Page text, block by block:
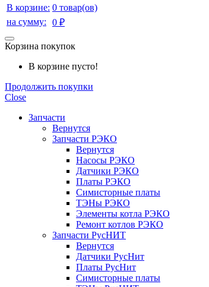
В корзине: 0 товар(ов)
на сумму:
0 ₽
Корзина покупок
В корзине пусто!
Продолжить покупки
Close
Запчасти
Вернутся
Запчасти РЭКО
Вернутся
Насосы РЭКО
Датчики РЭКО
Платы РЭКО
Симисторные платы
ТЭНы РЭКО
Элементы котла РЭКО
Ремонт котлов РЭКО
Запчасти РусНИТ
Вернутся
Датчики РусНит
Платы РусНит
Симисторные платы